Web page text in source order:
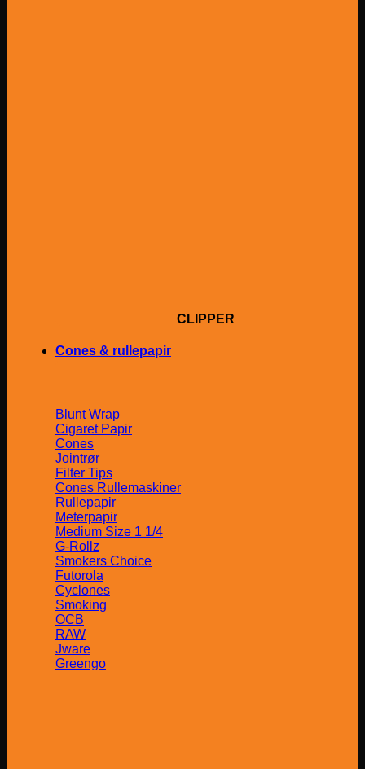
CLIPPER
Cones & rullepapir
Blunt Wrap
Cigaret Papir
Cones
Jointrør
Filter Tips
Cones Rullemaskiner
Rullepapir
Meterpapir
Medium Size 1 1/4
G-Rollz
Smokers Choice
Futorola
Cyclones
Smoking
OCB
RAW
Jware
Greengo